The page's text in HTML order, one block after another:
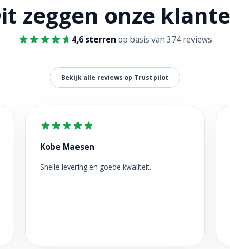
zeggen onze
4,6 sterren op basis van 374 reviews
Bekijk alle reviews op Trustpilot
Kobe Maesen
Snelle levering en goede kwaliteit.